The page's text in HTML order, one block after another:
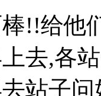
!!给他
去,各
站子